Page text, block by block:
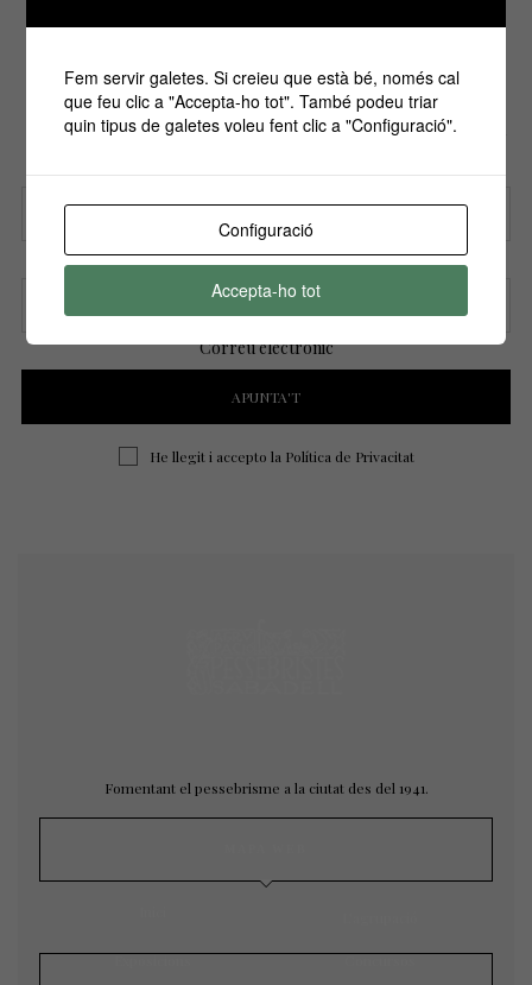
Si vols estar informa't de tots els
esdeveniments, inscriu-te amb el teu email al
Nom
Correu electrònic
He llegit i accepto la Política de Privacitat
Fomentant el pessebrisme a la ciutat des del 1941.
Exposicions Concursos
Fem servir galetes. Si creieu que està bé, només cal
que feu clic a "Accepta-ho tot". També podeu triar
quin tipus de galetes voleu fent clic a "Configuració".
Configuració
Accepta-ho tot